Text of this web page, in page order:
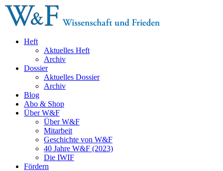
Heft
Aktuelles Heft
Archiv
Dossier
Aktuelles Dossier
Archiv
Blog
Abo & Shop
Über W&F
Über W&F
Mitarbeit
Geschichte von W&F
40 Jahre W&F (2023)
Die IWIF
Fördern